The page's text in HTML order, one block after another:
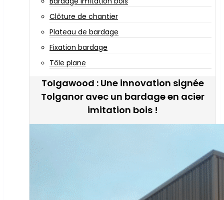
Clôture de chantier
Plateau de bardage
Fixation bardage
Tôle plane
Tolgawood : Une innovation signée
Tolganor avec un bardage en acier
imitation bois !